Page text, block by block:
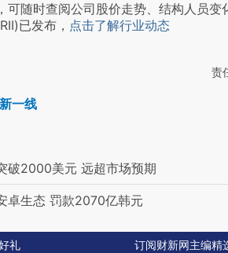
，可随时查阅公司股价走势、结构人员变
已发布， 点击了解行业动态
责
一线
破2000美元 远超市场预期
卓生态 罚款2070亿韩元
礼 订阅财新网主编精